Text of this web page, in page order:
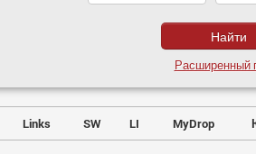
Расширенный
Links SW LI MyDrop